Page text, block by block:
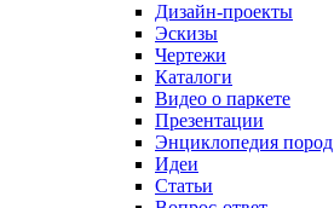
Дизайн-проекты
Эскизы
Чертежи
Каталоги
Видео о паркете
Презентации
Энциклопедия пород
Идеи
Статьи